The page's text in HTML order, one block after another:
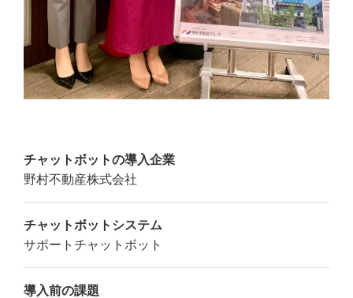
チャットボットの導入企業
野村不動産株式会社
チャットボットシステム
サポートチャットボット
導入前の課題